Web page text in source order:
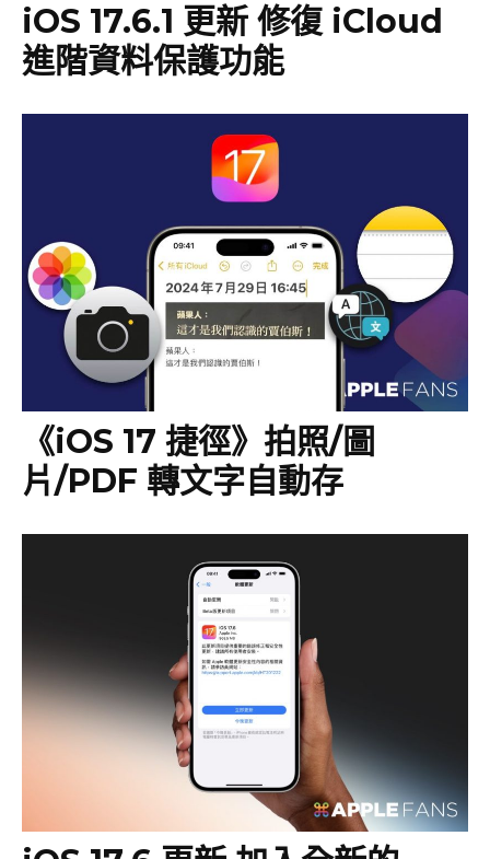
iOS 17.6.1 更新 修復 iCloud
進階資料保護功能
《iOS 17 捷徑》拍照/圖
片/PDF 轉文字自動存